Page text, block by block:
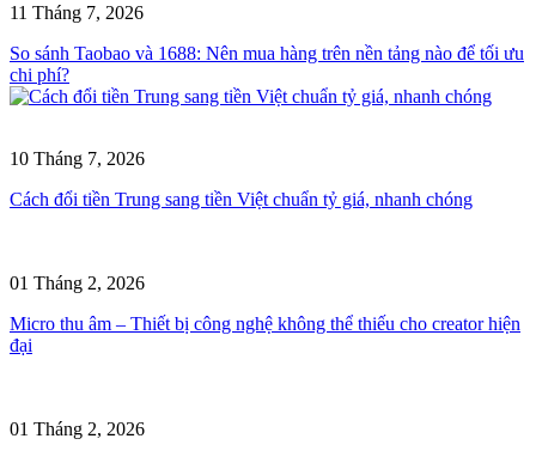
11 Tháng 7, 2026
So sánh Taobao và 1688: Nên mua hàng trên nền tảng nào để tối ưu
chi phí?
10 Tháng 7, 2026
Cách đổi tiền Trung sang tiền Việt chuẩn tỷ giá, nhanh chóng
01 Tháng 2, 2026
Micro thu âm – Thiết bị công nghệ không thể thiếu cho creator hiện
đại
01 Tháng 2, 2026